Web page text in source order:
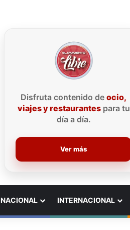
Disfruta contenido deocio,
viajes y restaurantespara tu
día a día.
Ver más
NACIONAL INTERNACIONAL